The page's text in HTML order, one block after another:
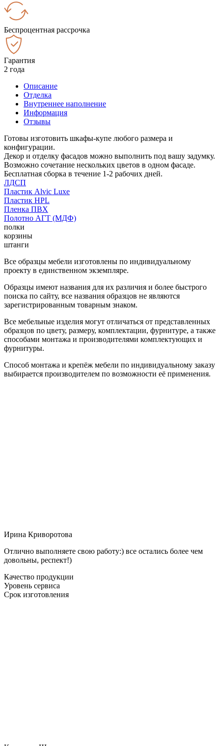
Беспроцентная рассрочка
Гарантия
2 года
Описание
Отделка
Внутреннее наполнение
Информация
Отзывы
Готовы изготовить шкафы-купе любого размера и
конфигурации.
Декор и отделку фасадов можно выполнить под вашу задумку.
Возможно сочетание нескольких цветов в одном фасаде.
Бесплатная сборка в течение 1-2 рабочих дней.
ЛДСП
Пластик Alvic Luxe
Пластик HPL
Пленка ПВХ
Полотно АГТ (МДФ)
полки
корзины
штанги
Все образцы мебели изготовлены по индивидуальному
проекту в единственном экземпляре.
Образцы имеют названия для их различия и более быстрого
поиска по сайту, все названия образцов не являются
зарегистрированным товарным знаком.
Все мебельные изделия могут отличаться от представленных
образцов по цвету, размеру, комплектации, фурнитуре, а также
способами монтажа и производителями комплектующих и
фурнитуры.
Способ монтажа и крепёж мебели по индивидуальному заказу
выбирается производителем по возможности её применения.
Ирина Криворотова
Отлично выполняете свою работу:) все остались более чем
довольны, респект!)
Качество продукции
Уровень сервиса
Срок изготовления